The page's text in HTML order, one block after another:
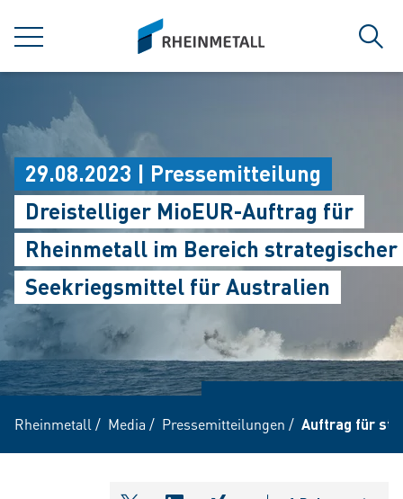
MENÜ
siteLogo
29.08.2023 | Pressemitteilung
Dreistelliger MioEUR-Auftrag für
Rheinmetall im Bereich strategischer
Seekriegsmittel für Australien
Rheinmetall / Media / Pressemitteilungen / Auftrag für